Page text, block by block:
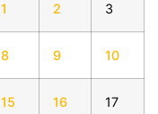
1 2 3
8 9 10
15 16 17